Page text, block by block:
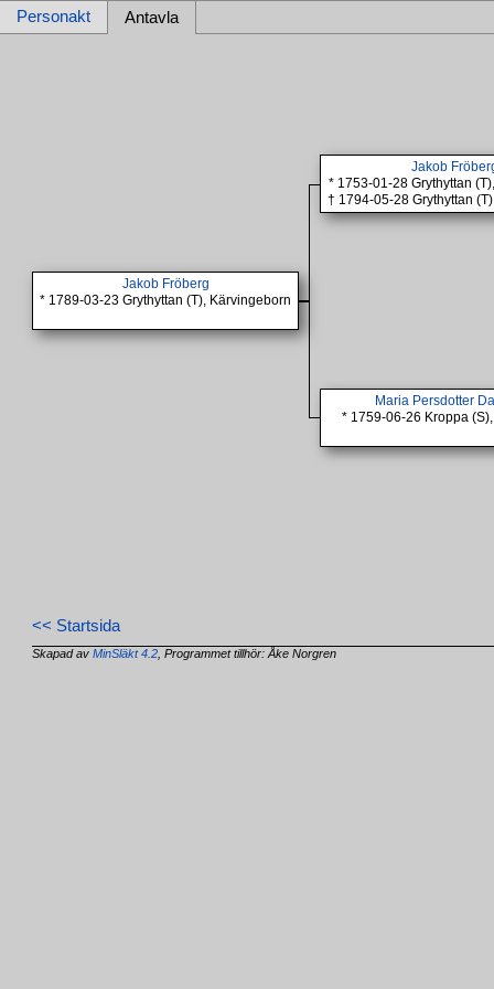
Personakt Antavla
Jakob Fröberg
* 1789-03-23 Grythyttan (T), Kärvingeborn
Jakob
* 1753-01-28 Grythyttan
† 1794-05-28 Grythyttan
Maria Persdotter
* 1759-06-26 Kroppa
<< Startsida
Skapad avMinSläkt 4.2 , Programmet tillhör: Åke Norgren